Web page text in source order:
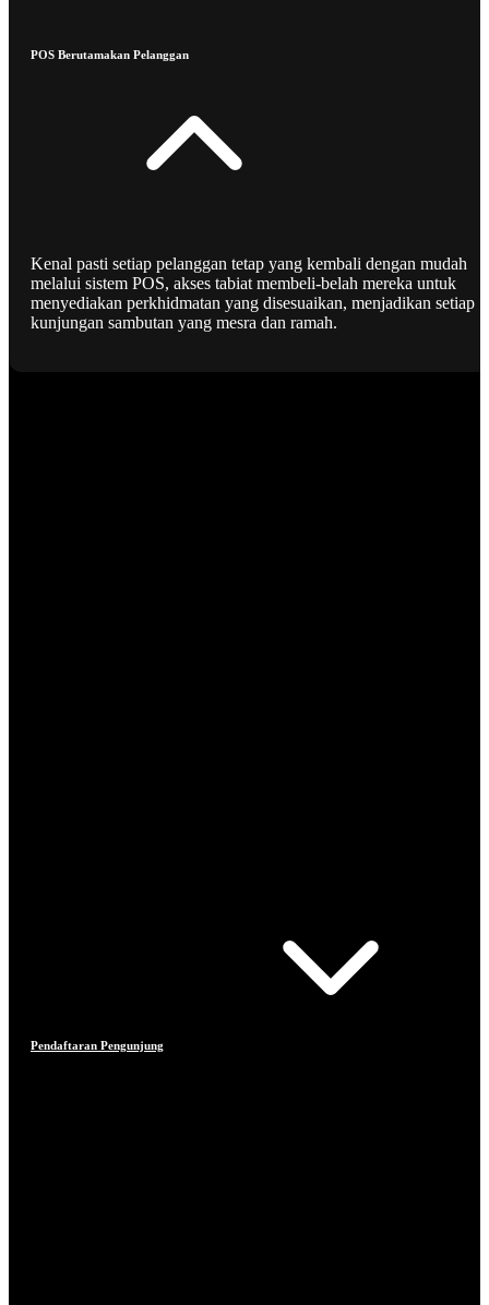
POS Berutamakan Pelanggan
Kenal pasti setiap pelanggan tetap yang kembali dengan mudah
melalui sistem POS, akses tabiat membeli-belah mereka untuk
menyediakan perkhidmatan yang disesuaikan, menjadikan setiap
kunjungan sambutan yang mesra dan ramah.
Pendaftaran Pengunjung